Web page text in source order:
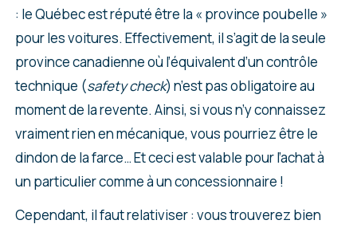
: le Québec est réputé être la « province poubelle »
pour les voitures. Effectivement, il s’agit de la seule
province canadienne où l’équivalent d’un contrôle
technique (safety check) n’est pas obligatoire au
moment de la revente. Ainsi, si vous n’y connaissez
vraiment rien en mécanique, vous pourriez être le
dindon de la farce… Et ceci est valable pour l’achat à
un particulier comme à un concessionnaire !
Cependant, il faut relativiser : vous trouverez bien